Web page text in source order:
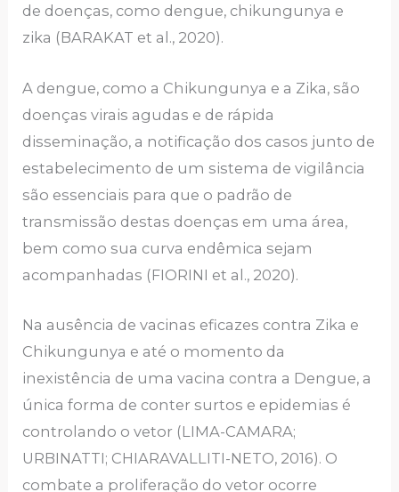
de doenças, como dengue, chikungunya e
zika (BARAKAT et al., 2020).
A dengue, como a Chikungunya e a Zika, são
doenças virais agudas e de rápida
disseminação, a notificação dos casos junto de
estabelecimento de um sistema de vigilância
são essenciais para que o padrão de
transmissão destas doenças em uma área,
bem como sua curva endêmica sejam
acompanhadas (FIORINI et al., 2020).
Na ausência de vacinas eficazes contra Zika e
Chikungunya e até o momento da
inexistência de uma vacina contra a Dengue, a
única forma de conter surtos e epidemias é
controlando o vetor (LIMA-CAMARA;
URBINATTI; CHIARAVALLITI-NETO, 2016). O
combate a proliferação do vetor ocorre